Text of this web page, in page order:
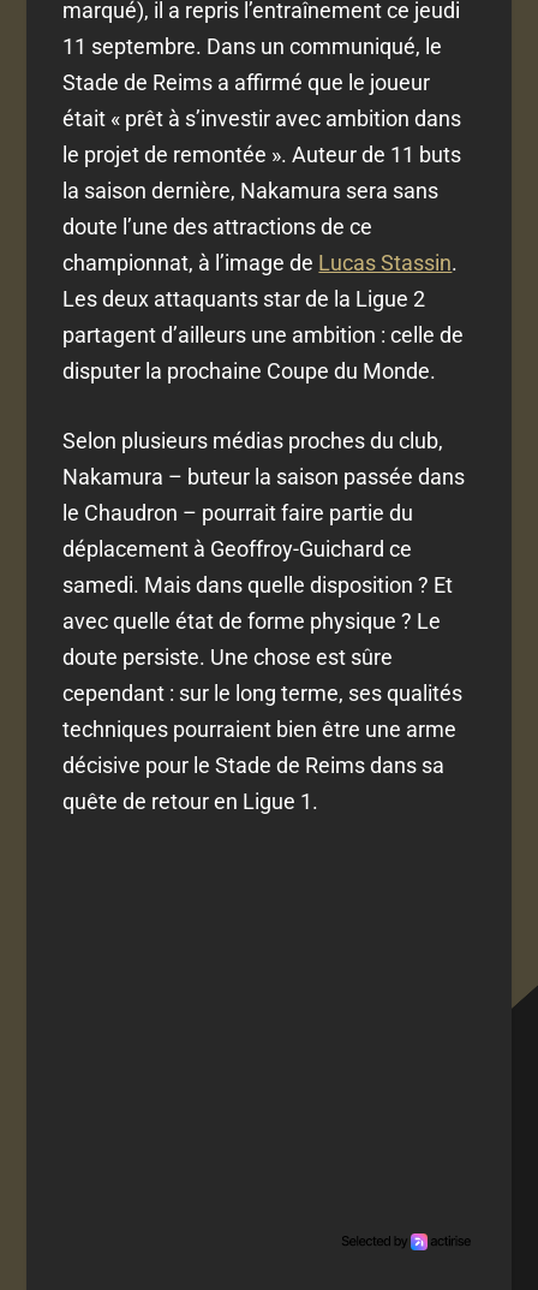
marqué), il a repris l’entraînement ce jeudi
11 septembre. Dans un communiqué, le
Stade de Reims a affirmé que le joueur
était « prêt à s’investir avec ambition dans
le projet de remontée ». Auteur de 11 buts
la saison dernière, Nakamura sera sans
doute l’une des attractions de ce
championnat, à l’image de Lucas Stassin.
Les deux attaquants star de la Ligue 2
partagent d’ailleurs une ambition : celle de
disputer la prochaine Coupe du Monde.
Selon plusieurs médias proches du club,
Nakamura – buteur la saison passée dans
le Chaudron – pourrait faire partie du
déplacement à Geoffroy-Guichard ce
samedi. Mais dans quelle disposition ? Et
avec quelle état de forme physique ? Le
doute persiste. Une chose est sûre
cependant : sur le long terme, ses qualités
techniques pourraient bien être une arme
décisive pour le Stade de Reims dans sa
quête de retour en Ligue 1.